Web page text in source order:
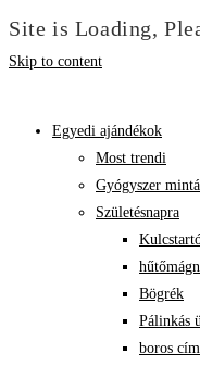
Site is Loading,
Skip to content
Egyedi ajándékok
Most trendi
Gyógyszer
Születésnapra
Bögrék
Pálinkás
boros